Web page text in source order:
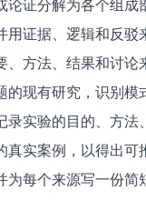
论证分解为各个组成
用证据、逻辑和反驳
、方法、结果和讨论
的现有研究，识别模
录实验的目的、方法
真实案例，以得出可
为每个来源写一份简